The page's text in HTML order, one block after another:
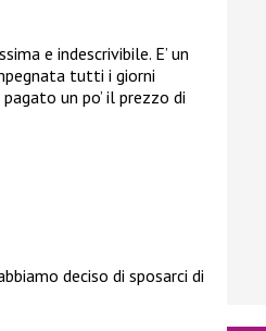
e indescrivibile. E’ un
tutti i giorni
un po’ il prezzo di
deciso di sposarci di